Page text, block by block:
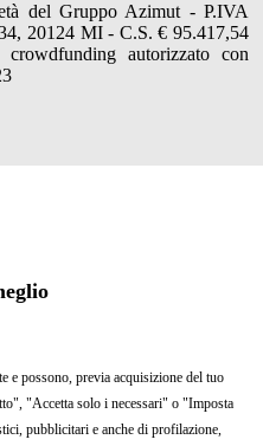
del Gruppo Azimut - P.IVA
20124 MI - C.S. € 95.417,54
autorizzato con
e possono, previa acquisizione del tuo
"Accetta solo i necessari" o "Imposta
pubblicitari e anche di profilazione,